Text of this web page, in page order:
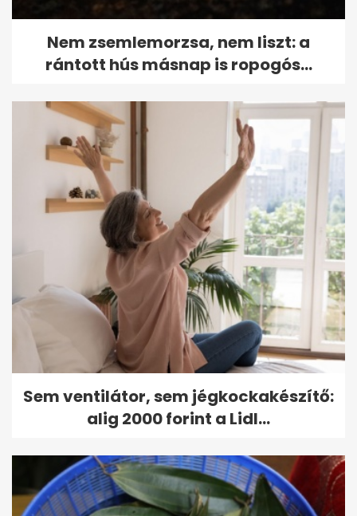
Nem zsemlemorzsa, nem liszt: a
rántott hús másnap is ropogós...
Sem ventilátor, sem jégkockakészítő:
alig 2000 forint a Lidl...